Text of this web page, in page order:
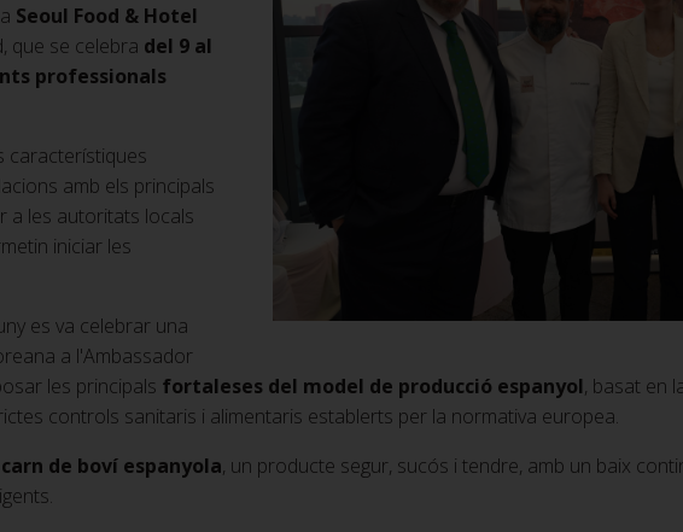
Seoul Food & Hotel
que se celebra del 9 al
professionals
característiques
amb els principals
a les autoritats locals
iniciar les
es va celebrar una
a l'Ambassador
les principals fortaleses del model de producció espanyol, basat en
controls sanitaris i alimentaris establerts per la normativa europea.
de boví espanyola, un producte segur, sucós i tendre, amb un baix